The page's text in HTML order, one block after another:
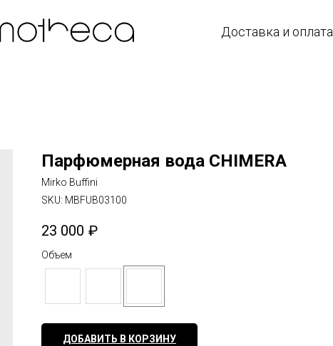
Доставка и оплата
Парфюмерная вода CHIMERA
Mirko Buffini
SKU: MBFUB03100
23 000 ₽
Объем
ДОБАВИТЬ В КОРЗИНУ